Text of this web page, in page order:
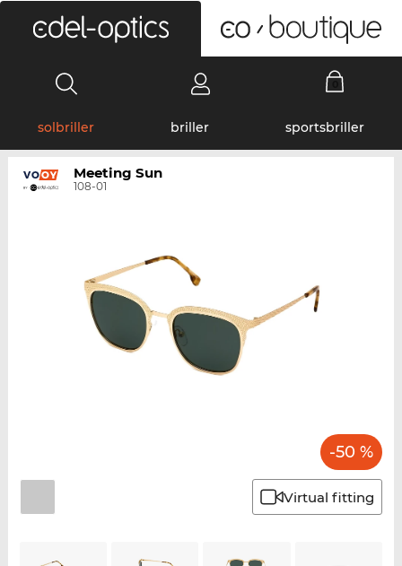
solbriller briller sportsbriller
Meeting Sun
108-01
-50 %
Virtual fitting